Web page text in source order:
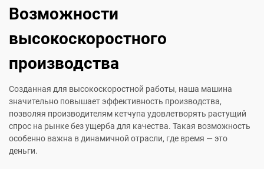
Возможности
высокоскоростного
производства
Созданная для высокоскоростной работы, наша машина
значительно повышает эффективность производства,
позволяя производителям кетчупа удовлетворять растущий
спрос на рынке без ущерба для качества. Такая возможность
особенно важна в динамичной отрасли, где время — это
деньги.